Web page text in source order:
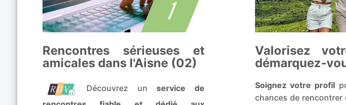
Rencontres sérieuses et
amicales dans l'Aisne (02)
Découvrez un service de
Valorisez
démarquez-
Soignez votre profil
chances de rencontrer